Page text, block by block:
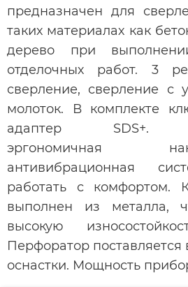
предназначен для
таких материалах как
дерево при
отделочных работ. 3
сверление, сверление с
молоток. В комплекте
адаптер SDS+.
эргономичная
антивибрационная
работать с комфортом.
выполнен из металла,
высокую
Перфоратор поставляется
оснастки. Мощность